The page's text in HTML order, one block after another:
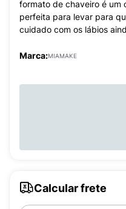
formato de chaveiro é um
perfeita para levar para
cuidado com os lábios
Marca:MIAMAKE
Calcular frete